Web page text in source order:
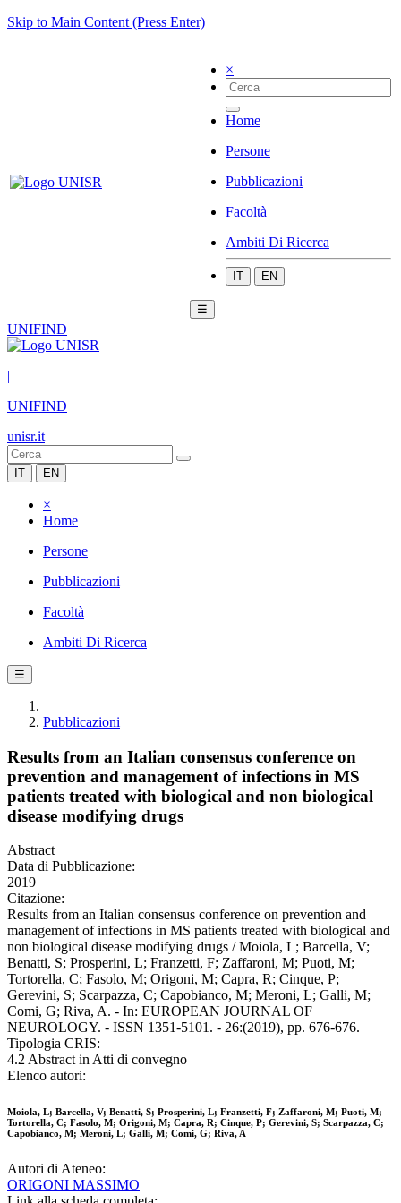
Skip to Main Content (Press Enter)
×
Home
Persone
Pubblicazioni
Facoltà
Ambiti Di Ricerca
IT EN
☰
UNIFIND
|
UNIFIND
unisr.it
IT EN
×
Home
Persone
Pubblicazioni
Facoltà
Ambiti Di Ricerca
☰
Pubblicazioni
Results from an Italian consensus conference on
prevention and management of infections in MS
patients treated with biological and non biological
disease modifying drugs
Abstract
Data di Pubblicazione:
2019
Citazione:
Results from an Italian consensus conference on prevention and
management of infections in MS patients treated with biological and
non biological disease modifying drugs / Moiola, L; Barcella, V;
Benatti, S; Prosperini, L; Franzetti, F; Zaffaroni, M; Puoti, M;
Tortorella, C; Fasolo, M; Origoni, M; Capra, R; Cinque, P;
Gerevini, S; Scarpazza, C; Capobianco, M; Meroni, L; Galli, M;
Comi, G; Riva, A. - In: EUROPEAN JOURNAL OF
NEUROLOGY. - ISSN 1351-5101. - 26:(2019), pp. 676-676.
Tipologia CRIS:
4.2 Abstract in Atti di convegno
Elenco autori:
Moiola, L; Barcella, V; Benatti, S; Prosperini, L; Franzetti, F; Zaffaroni, M; Puoti, M;
Tortorella, C; Fasolo, M; Origoni, M; Capra, R; Cinque, P; Gerevini, S; Scarpazza, C;
Capobianco, M; Meroni, L; Galli, M; Comi, G; Riva, A
Autori di Ateneo:
ORIGONI MASSIMO